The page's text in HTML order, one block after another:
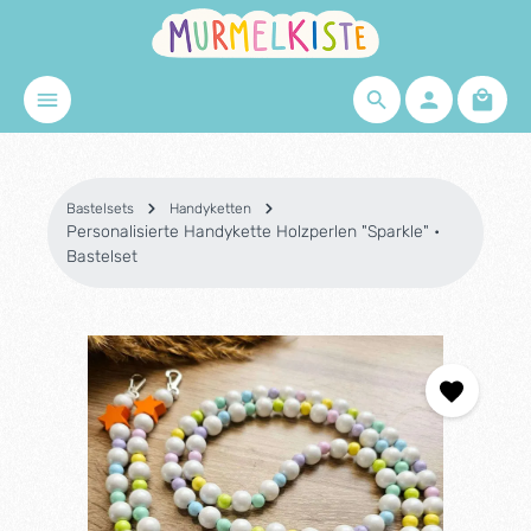
Zum Hauptinhalt springen
Bastelsets Handyketten
Personalisierte Handykette Holzperlen "Sparkle" •
Bastelset
Bildergalerie überspringen